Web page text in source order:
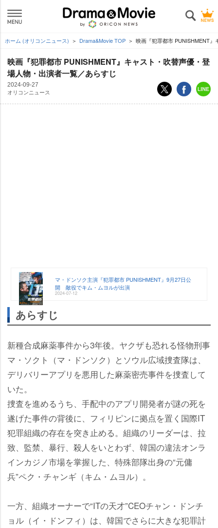
ホーム (オリコンニュース) Drama&Movie TOP 映画『犯罪都市 PUNISHMENT
映画『犯罪都市 PUNISHMENT』キャスト・吹替声優・登
場人物・出演者一覧／あらすじ
2024-09-27
オリコンニュース
マ・ドンソク主演『犯罪都市 PUNISHMENT』9月27日公
開 敵役でキム・ムヨルが出演
2024-07-12
あらすじ
新種合成麻薬事件から3年後。ヤクザも恐れる怪物刑事
マ・ソクト（マ・ドンソク）とソウル広域捜査隊は、
デリバリーアプリを悪用した麻薬密売事件を捜査して
いた。
捜査を進めるうち、手配中のアプリ開発者が謎の死を
遂げた事件の背後に、フィリピンに拠点を置く国際IT
犯罪組織の存在を突き止める。組織のリーダーは、拉
致、監禁、暴行、殺人をいとわず、韓国の違法オンラ
インカジノ市場を掌握した、特殊部隊出身の“元傭
兵”ペク・チャンギ（キム・ムヨル）。
一方、組織オーナーで“ITの天才”CEOチャン・ドンチ
ョル（イ・ドンフィ）は、韓国でさらに大きな犯罪計